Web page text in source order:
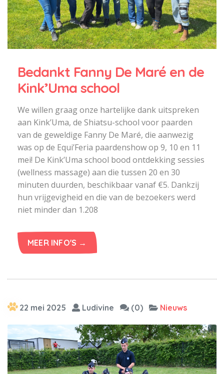
Bedankt Fanny De Maré en de
Kink’Uma school
We willen graag onze hartelijke dank uitspreken
aan Kink’Uma, de Shiatsu-school voor paarden
van de geweldige Fanny De Maré, die aanwezig
was op de Equi’Feria paardenshow op 9, 10 en 11
mei! De Kink’Uma school bood ontdekking sessies
(wellness massage) aan die tussen 20 en 30
minuten duurden, beschikbaar vanaf €5. Dankzij
hun vrijgevigheid en die van de bezoekers werd
niet minder dan 1.208
MEER INFO'S →
22 mei 2025 Ludivine (0) Nieuws